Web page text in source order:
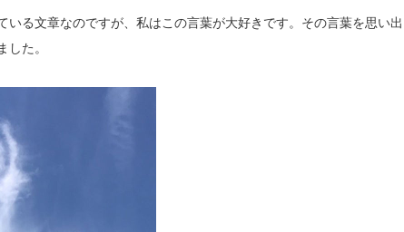
る文章なのですが、私はこの言葉が大好きです。 その言葉を思い出
した。